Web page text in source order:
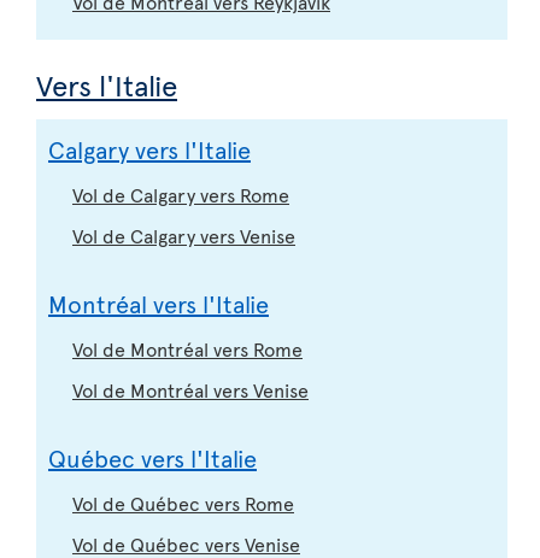
Vers l'Italie
Calgary vers l'Italie
Vol de Calgary vers Rome
Vol de Calgary vers Venise
Montréal vers l'Italie
Vol de Montréal vers Rome
Vol de Montréal vers Venise
Québec vers l'Italie
Vol de Québec vers Rome
Vol de Québec vers Venise